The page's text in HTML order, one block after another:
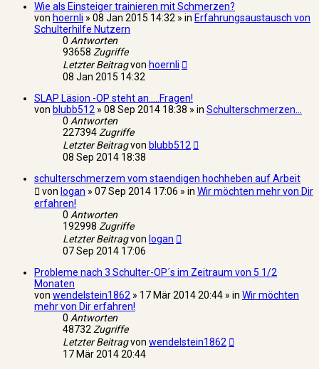
Wie als Einsteiger trainieren mit Schmerzen?
von hoernli » 08 Jan 2015 14:32 » in Erfahrungsaustausch von
Schulterhilfe Nutzern
0 Antworten
93658 Zugriffe
Letzter Beitragvon hoernli
08 Jan 2015 14:32
SLAP Läsion -OP steht an.....Fragen!
von blubb512 » 08 Sep 2014 18:38 » in Schulterschmerzen...
0 Antworten
227394Zugriffe
Letzter Beitragvon blubb512
08 Sep 2014 18:38
schulterschmerzem vom staendigen hochheben auf Arbeit
von logan » 07 Sep 2014 17:06 » in Wir möchten mehr von Dir
erfahren!
0 Antworten
192998 Zugriffe
Letzter Beitragvon logan
07 Sep 2014 17:06
Probleme nach 3 Schulter-OP´s im Zeitraum von 5 1/2
Monaten
von wendelstein1862 » 17 Mär 2014 20:44 » in Wir möchten
mehr von Dir erfahren!
0 Antworten
48732Zugriffe
Letzter Beitragvon wendelstein1862
17 Mär 2014 20:44